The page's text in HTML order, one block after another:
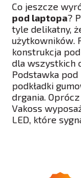
Co jeszcze
pod laptopa?
tyle delikatny,
użytkowników.
konstrukcja
dla wszystkich
Podstawka
podkładki
drgania.
Vakoss
LED, które